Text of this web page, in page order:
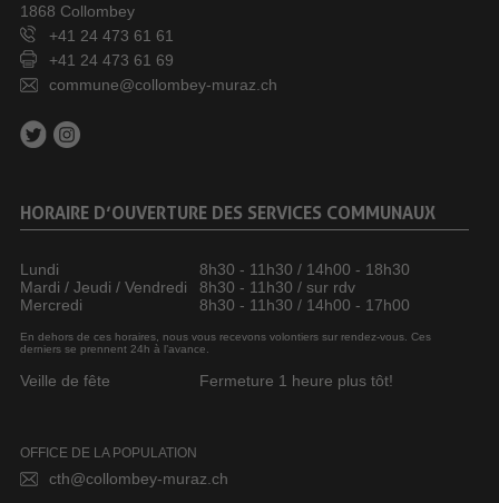
1868 Collombey
+41 24 473 61 61
+41 24 473 61 69
commune@collombey-muraz.ch
HORAIRE D’OUVERTURE DES SERVICES COMMUNAUX
Lundi
8h30 - 11h30 / 14h00 - 18h30
Mardi / Jeudi / Vendredi
8h30 - 11h30 / sur rdv
Mercredi
8h30 - 11h30 / 14h00 - 17h00
En dehors de ces horaires, nous vous recevons volontiers sur rendez-vous. Ces
derniers se prennent 24h à l’avance.
Veille de fête Fermeture 1 heure plus tôt!
OFFICE DE LA POPULATION
cth@collombey-muraz.ch